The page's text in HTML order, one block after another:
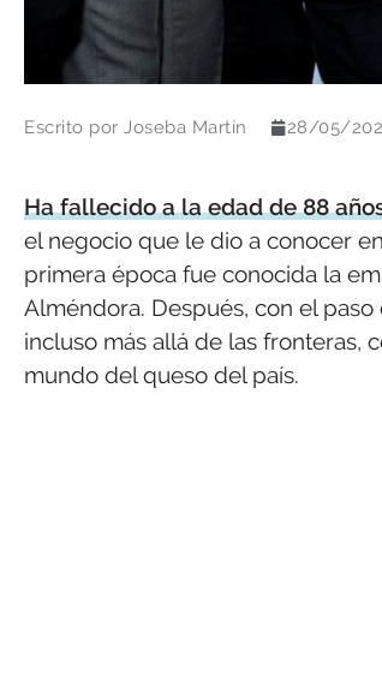
Escrito por Joseba Martín 28/05/
Ha fallecido a la edad de 88
el negocio que le dio a conocer
primera época fue conocida la
Alméndora. Después, con el
incluso más allá de las fronteras,
mundo del queso del país.